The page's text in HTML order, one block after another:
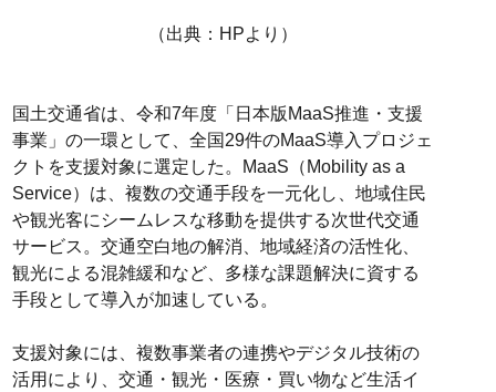
（出典：HPより）
国土交通省は、令和7年度「日本版MaaS推進・支援
事業」の一環として、全国29件のMaaS導入プロジェ
クトを支援対象に選定した。MaaS（Mobility as a
Service）は、複数の交通手段を一元化し、地域住民
や観光客にシームレスな移動を提供する次世代交通
サービス。交通空白地の解消、地域経済の活性化、
観光による混雑緩和など、多様な課題解決に資する
手段として導入が加速している。
支援対象には、複数事業者の連携やデジタル技術の
活用により、交通・観光・医療・買い物など生活イ